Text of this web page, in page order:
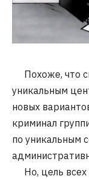
Похоже, что
уникальным
новых
криминал
по уникальным
Но, цель всех